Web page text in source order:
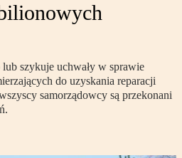
szykuje uchwały w sprawie
do uzyskania reparacji
samorządowcy są przekonani